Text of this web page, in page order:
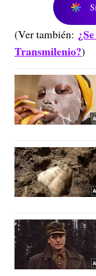
(Ver también:
Transmilenio?)